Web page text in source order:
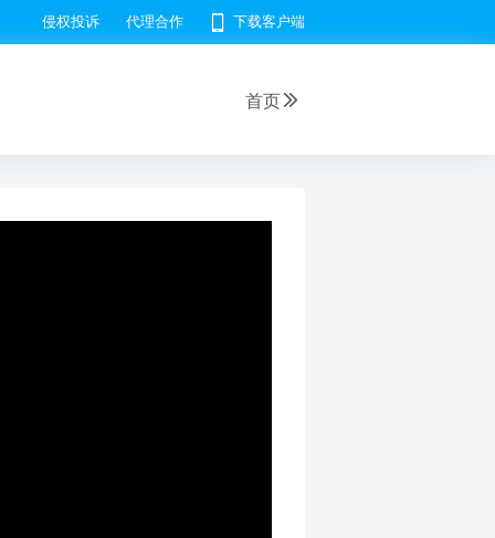
侵权投诉 代理合作 下载客户端
首页